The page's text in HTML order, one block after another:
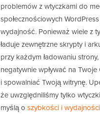
problemów z wtyczkami do
społecznościowych
wydajność. Ponieważ wiele z
ładuje zewnętrzne skrypty i
przy każdym ładowaniu
negatywnie wpływać na
i spowalniać Twoją witrynę.
że uwzględniliśmy tylko
myślą o szybkości i